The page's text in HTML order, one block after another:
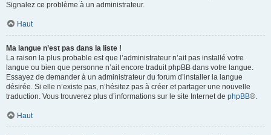
Signalez ce problème à un administrateur.
Haut
Ma langue n’est pas dans la liste !
La raison la plus probable est que l’administrateur n’ait pas installé votre
langue ou bien que personne n’ait encore traduit phpBB dans votre langue.
Essayez de demander à un administrateur du forum d’installer la langue
désirée. Si elle n’existe pas, n’hésitez pas à créer et partager une nouvelle
traduction. Vous trouverez plus d’informations sur le site Internet de phpBB®.
Haut